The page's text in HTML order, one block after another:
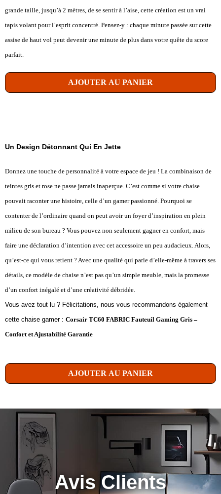
grande taille, jusqu’à 2 mètres, de se sentir à l’aise, cette création est un vrai
tapis volant pour l’esprit concentré. Pensez-y : chaque minute passée sur cette
assise de haut vol peut devenir une minute de plus dans votre quête du score
parfait.
AJOUTER AU PANIER
Un Design Détonnant Qui En Jette
Donnez une touche de personnalité à votre espace de jeu ! La combinaison de
teintes gris et rose ne passe jamais inaperçue. C’est comme si votre chaise
pouvait raconter une histoire, celle d’un gamer passionné. Pourquoi se
contenter de l’ordinaire quand on peut avoir un foyer d’inspiration en plein
milieu de son bureau ? Vous pouvez non seulement gagner en confort, mais
faire une déclaration d’intention avec cet accessoire un peu audacieux. Alors,
qu’est-ce qui vous retient ? Avec une qualité qui parle d’elle-même à travers ses
détails, ce modèle de chaise n’est pas qu’un simple meuble, mais la promesse
d’un confort inégalé et d’une créativité débridée.
Vous avez tout lu ? Félicitations, nous vous recommandons également
cette chaise gamer : Corsair TC60 FABRIC Fauteuil Gaming Gris –
Confort et Ajustabilité Garantie
AJOUTER AU PANIER
Avis Clients